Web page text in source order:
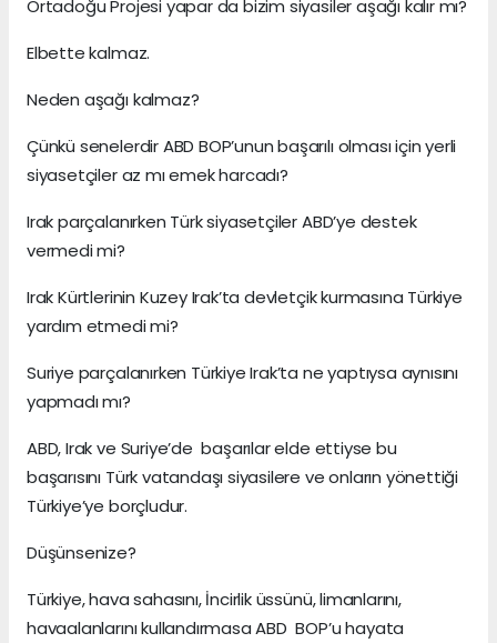
Ortadoğu Projesi yapar da bizim siyasiler aşağı kalır mı?
Elbette kalmaz.
Neden aşağı kalmaz?
Çünkü senelerdir ABD BOP’unun başarılı olması için yerli
siyasetçiler az mı emek harcadı?
Irak parçalanırken Türk siyasetçiler ABD’ye destek
vermedi mi?
Irak Kürtlerinin Kuzey Irak’ta devletçik kurmasına Türkiye
yardım etmedi mi?
Suriye parçalanırken Türkiye Irak’ta ne yaptıysa aynısını
yapmadı mı?
ABD, Irak ve Suriye’de başarılar elde ettiyse bu
başarısını Türk vatandaşı siyasilere ve onların yönettiği
Türkiye’ye borçludur.
Düşünsenize?
Türkiye, hava sahasını, İncirlik üssünü, limanlarını,
havaalanlarını kullandırmasa ABD BOP’u hayata